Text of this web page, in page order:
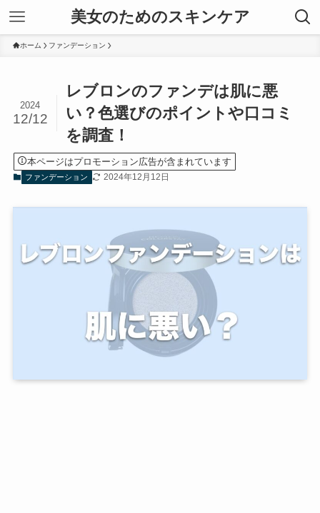
美女のためのスキンケア
ホーム ファンデーション
レブロンのファンデは肌に悪
い？色選びのポイントや口コミ
を調査！
2024
12/12
本ページはプロモーション広告が含まれています
ファンデーション 2024年12月12日